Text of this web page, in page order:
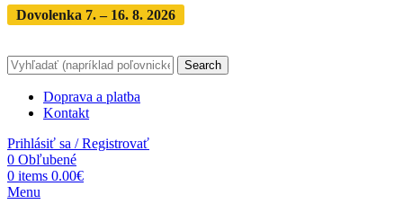
Dovolenka 7. – 16. 8. 2026
Search
Doprava a platba
Kontakt
Prihlásiť sa / Registrovať
0 Obľubené
0 items 0.00€
Menu